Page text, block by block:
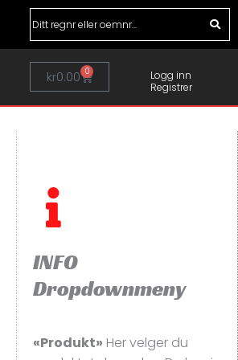
kr0.00 0
Handlekurv
Logg inn
Registrer
INFO
Dropdownmeny
«Produkt» Her velger du